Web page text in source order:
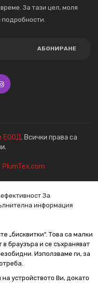
За тази цел, моля
АБОНИРАНЕ
ЕООД. Всички права са
PlumTex.com
За
информация
„бисквитки“. Това са малки
браузъра и се съхраняват
Използваме ги, за
на устройството Ви, докато